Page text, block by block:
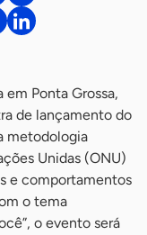
em Ponta Grossa,
de lançamento do
metodologia
Unidas (ONU)
e comportamentos
o tema
o evento será